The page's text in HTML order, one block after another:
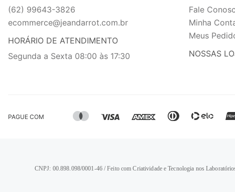
(62) 99643-3826
ecommerce@jeandarrot.com.br
HORÁRIO DE ATENDIMENTO
Segunda a Sexta 08:00 às 17:30
Fale
Minha
Meus
NOSSAS
PAGUE COM
CNPJ: 00.898.098/0001-46 / Feito com Criatividade e Tecnologia nos